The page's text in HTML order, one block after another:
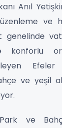
Anıl
ve
konforlu
ve yeşil
ve